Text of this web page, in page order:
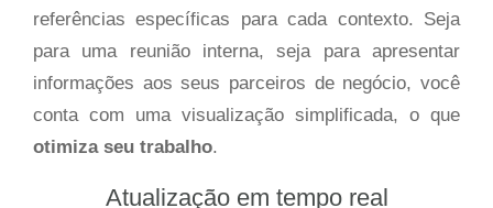
referências específicas para cada contexto. Seja
para uma reunião interna, seja para apresentar
informações aos seus parceiros de negócio, você
conta com uma visualização simplificada, o que
otimiza seu trabalho.
Atualização em tempo real